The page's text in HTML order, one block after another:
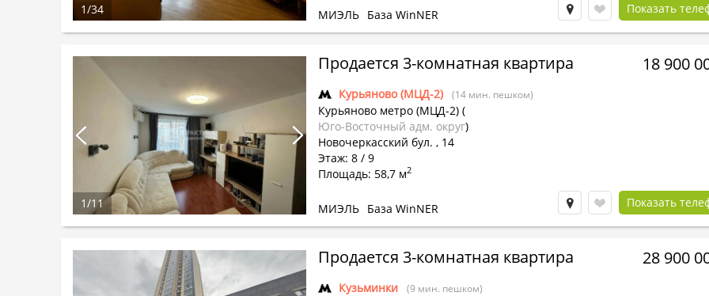
МИЭЛЬ База WinNER Показать
1/34
Продается 3-комнатная квартира
Курьяново (МЦД-2) (14 мин. пешком)
Курьяново метро (МЦД-2) (
Юго-Восточный адм. округ)
Новочеркасский бул. , 14
Этаж: 8 / 9
Площадь: 58,7 м2
18 900
МИЭЛЬ База WinNER Показать
1/11
Продается 3-комнатная квартира
Кузьминки (9 мин. пешком)
28 900